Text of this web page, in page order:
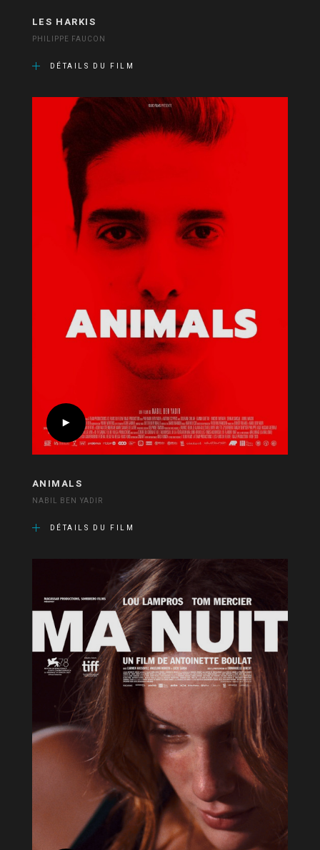
LES HARKIS
PHILIPPE FAUCON
DÉTAILS DU FILM
ANIMALS
NABIL BEN YADIR
DÉTAILS DU FILM